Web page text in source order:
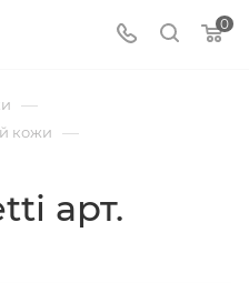
0
—
кожи —
арт.